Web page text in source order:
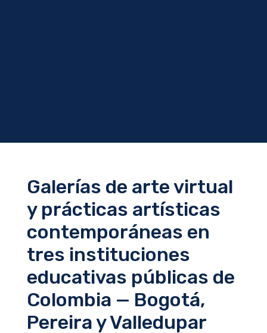
Galerías de arte virtual
y prácticas artísticas
contemporáneas en
tres instituciones
educativas públicas de
Colombia — Bogotá,
Pereira y Valledupar